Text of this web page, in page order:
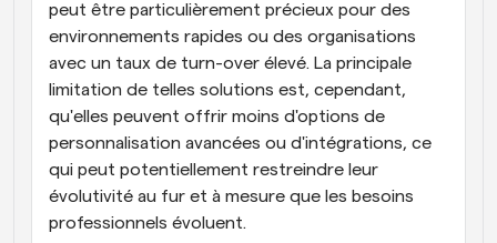
peut être particulièrement précieux pour des
environnements rapides ou des organisations
avec un taux de turn-over élevé. La principale
limitation de telles solutions est, cependant,
qu'elles peuvent offrir moins d'options de
personnalisation avancées ou d'intégrations, ce
qui peut potentiellement restreindre leur
évolutivité au fur et à mesure que les besoins
professionnels évoluent.